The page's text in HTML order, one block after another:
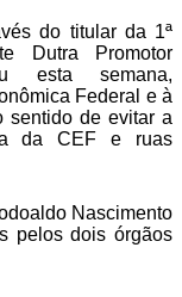
do titular da 1ª
Dutra Promotor
esta semana,
Federal e à
sentido de evitar a
da CEF e ruas
Nascimento
pelos dois órgãos